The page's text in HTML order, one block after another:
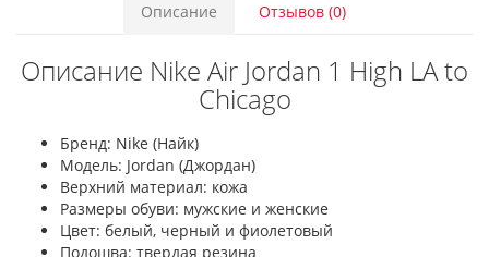
Описание Отзывов (0)
Описание Nike Air Jordan 1 High LA to
Chicago
Бренд: Nike (Найк)
Модель: Jordan (Джордан)
Верхний материал: кожа
Размеры обуви: мужские и женские
Цвет: белый, черный и фиолетовый
Подошва: твердая резина